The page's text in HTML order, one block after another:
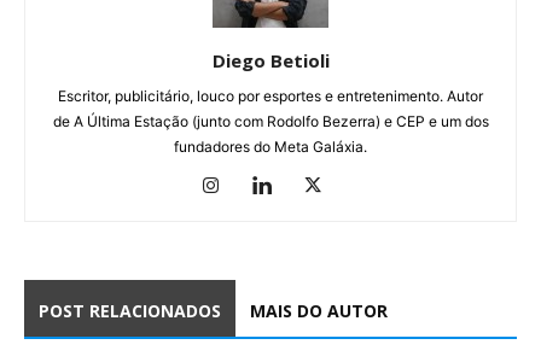
Diego Betioli
Escritor, publicitário, louco por esportes e entretenimento. Autor
de A Última Estação (junto com Rodolfo Bezerra) e CEP e um dos
fundadores do Meta Galáxia.
POST RELACIONADOS MAIS DO AUTOR